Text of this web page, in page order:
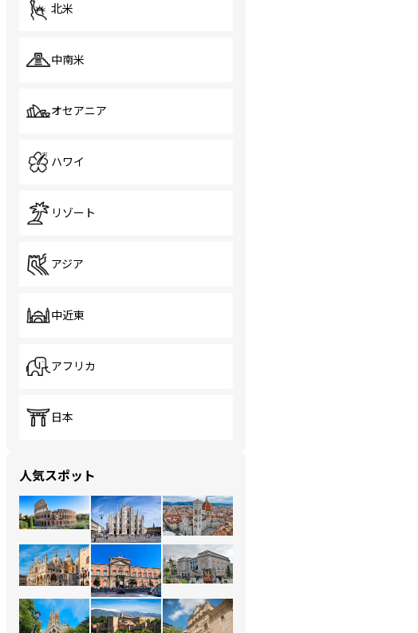
北米
中南米
オセアニア
ハワイ
リゾート
アジア
中近東
アフリカ
日本
人気スポット